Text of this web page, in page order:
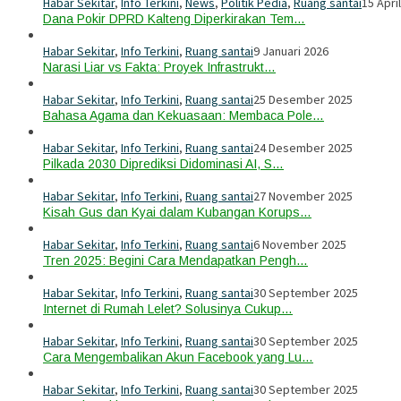
Dana Pokir DPRD Kalteng Diperkirakan Tem…
Habar Sekitar, Info Terkini, Ruang santai9 Januari 2026
Narasi Liar vs Fakta: Proyek Infrastrukt…
Habar Sekitar, Info Terkini, Ruang santai25 Desember 2025
Bahasa Agama dan Kekuasaan: Membaca Pole…
Habar Sekitar, Info Terkini, Ruang santai24 Desember 2025
Pilkada 2030 Diprediksi Didominasi AI, S…
Habar Sekitar, Info Terkini, Ruang santai27 November 2025
Kisah Gus dan Kyai dalam Kubangan Korups…
Habar Sekitar, Info Terkini, Ruang santai6 November 2025
Tren 2025: Begini Cara Mendapatkan Pengh…
Habar Sekitar, Info Terkini, Ruang santai30 September 2025
Internet di Rumah Lelet? Solusinya Cukup…
Habar Sekitar, Info Terkini, Ruang santai30 September 2025
Cara Mengembalikan Akun Facebook yang Lu…
Habar Sekitar, Info Terkini, Ruang santai30 September 2025